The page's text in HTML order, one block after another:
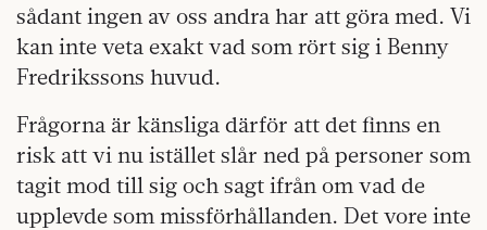
sådant ingen av oss andra har att göra med. Vi
kan inte veta exakt vad som rört sig i Benny
Fredrikssons huvud.
Frågorna är känsliga därför att det finns en
risk att vi nu istället slår ned på personer som
tagit mod till sig och sagt ifrån om vad de
upplevde som missförhållanden. Det vore inte